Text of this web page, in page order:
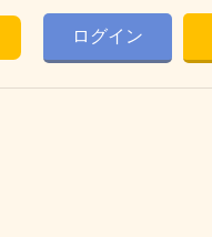
ログイン